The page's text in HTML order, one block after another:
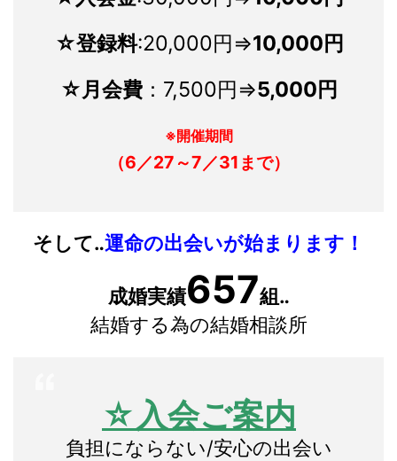
☆登録料:20,000円⇒10,000円
☆月会費 ：7,500円⇒5,000円
※開催期間
（6／27～7／31まで）
そして‥運命の出会いが始まります！
成婚実績657組‥
結婚する為の結婚相談所
☆入会ご案内
負担にならない/安心の出会い